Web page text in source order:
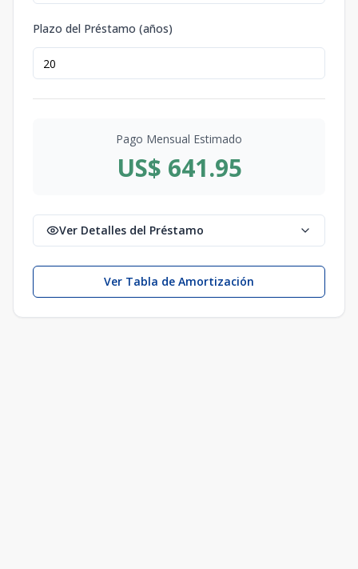
Plazo del Préstamo (años)
Pago Mensual Estimado
US$ 641.95
Ver Detalles del Préstamo
Ver Tabla de Amortización